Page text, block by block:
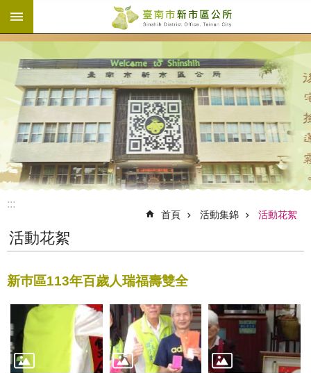
跳到主要內容區塊
:::
首頁 活動集錦 活動花絮
活動花絮
新巿區113年百歲人瑞福壽雙全